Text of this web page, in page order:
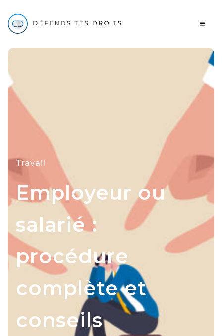
Travail
Employeur ou
salarié :
procédure
complète et
conseils